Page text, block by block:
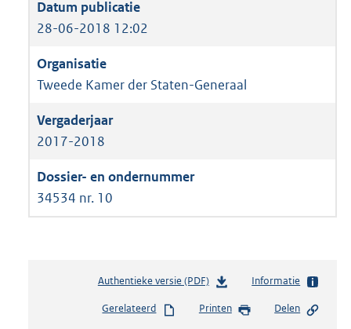
28-06-2018 12:02
Tweede Kamer der Staten-Generaal
2017-2018
34534 nr. 10
Authentieke versie (PDF)b
s
Informatie
Gerelateerd Printen Delen